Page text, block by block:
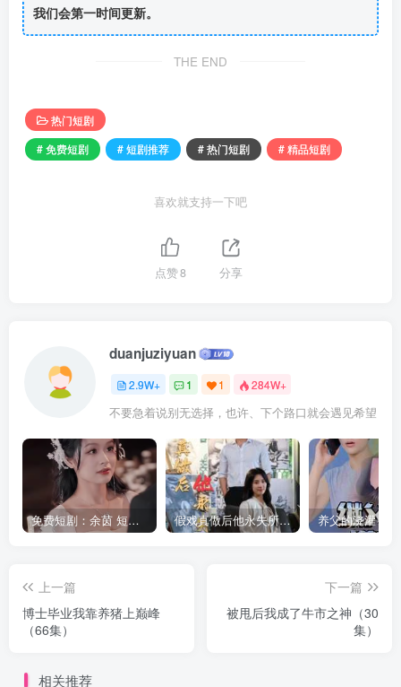
我们会第一时间更新。
THE END
热门短剧
# 免费短剧
# 短剧推荐 # 热门短剧 # 精品短剧
喜欢就支持一下吧
点赞8 分享
duanjuziyuan
2.9W+ 1 1 284W+
不要急着说别无选择，也许、下个路口就会遇见希望
免费短剧：余茵 短剧 16部合集 假戏真做后他永失所爱（60集）程澄＆杨珞仟
上一篇
博士毕业我靠养猪上巅峰
（66集）
下一篇
被甩后我成了牛市之神（30
集）
相关推荐